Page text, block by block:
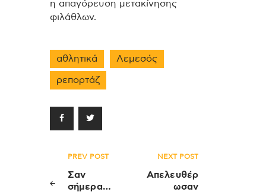
η απαγόρευση μετακίνησης
φιλάθλων.
αθλητικά Λεμεσός
ρεπορτάζ
Πλοήγηση
άρθρων
PREV POST
Σαν
σήμερα…
NEXT POST
Απελευθέρ
ωσαν